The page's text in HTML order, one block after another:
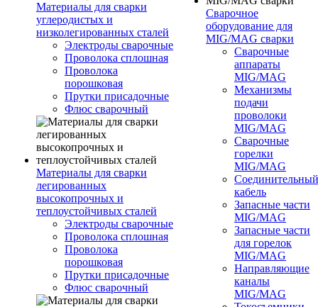
Материалы для сварки
углеродистых и
низколегированных сталей
Электроды сварочные
Проволока сплошная
Проволока
порошковая
Прутки присадочные
Флюс сварочный
Материалы для сварки
легированных
высокопрочных и
теплоустойчивых сталей
Электроды сварочные
Проволока сплошная
Проволока
порошковая
Прутки присадочные
Флюс сварочный
Сварочное
оборудование для
MIG/MAG сварки
Сварочные
аппараты
MIG/MAG
Механизмы
подачи
проволоки
MIG/MAG
Сварочные
горелки
MIG/MAG
Соединительный
кабель
Запасные части
MIG/MAG
Запасные части
для горелок
MIG/MAG
Направляющие
каналы
MIG/MAG